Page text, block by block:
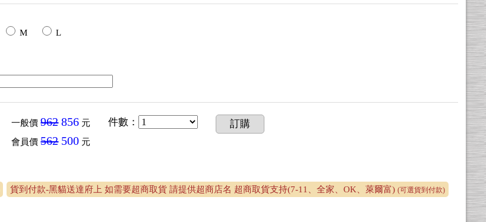
M L
一般價 962856 元
會員價 562500 元
件數 ： 訂購
貨到付款-黑貓送達府上 如需要超商取貨 請提供超商店名 超商取貨支持(7-11、全家、OK、萊爾富)(可選貨到付款)